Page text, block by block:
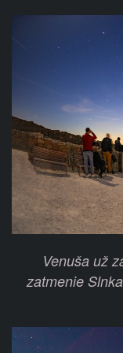
Venuša už
zatmenie